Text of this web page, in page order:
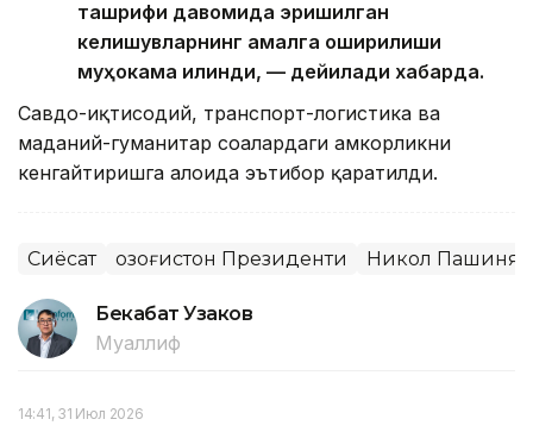
ташрифи давомида эришилган
келишувларнинг амалга оширилиши
муҳокама қилинди, — дейилади хабарда.
Савдо-иқтисодий, транспорт-логистика ва
маданий-гуманитар соҳалардаги ҳамкорликни
кенгайтиришга алоҳида эътибор қаратилди.
Сиёсат Қозоғистон Президенти Никол Пашинян
Бекабат Узаков
Муаллиф
14:41, 31 Июл 2026